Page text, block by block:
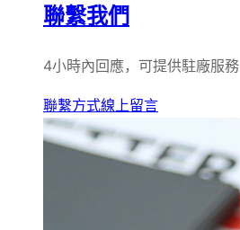
聯繫我們
4小時內回應，可提供駐廠服務
聯繫方式線上留言